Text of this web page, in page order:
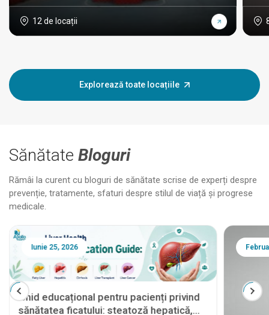
12 de locații
Explorează toate locațiile
Sănătate Bloguri
Rămâi la curent cu bloguri de sănătate scrise de experți despre
prevenție, tratamente, sfaturi despre stilul de viață și progrese
medicale.
Iunie 25, 2026
Ghid educațional pentru pacienți privind
sănătatea ficatului: steatoză hepatică,